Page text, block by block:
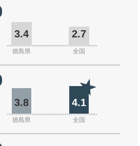
3.4 2.7
徳島県 全国
3.8 4.1
徳島県 全国